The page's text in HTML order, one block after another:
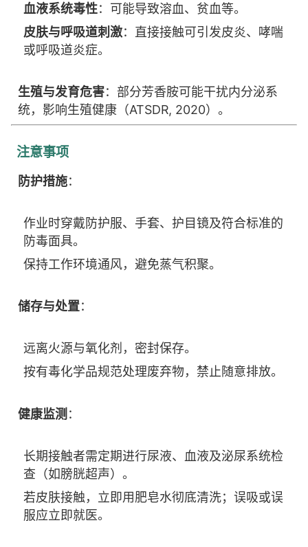
血液系统毒性：可能导致溶血、贫血等。
皮肤与呼吸道刺激：直接接触可引发皮炎、哮喘
或呼吸道炎症。
生殖与发育危害：部分芳香胺可能干扰内分泌系
统，影响生殖健康（ATSDR, 2020）。
注意事项
防护措施：
作业时穿戴防护服、手套、护目镜及符合标准的
防毒面具。
保持工作环境通风，避免蒸气积聚。
储存与处置：
远离火源与氧化剂，密封保存。
按有毒化学品规范处理废弃物，禁止随意排放。
健康监测 ：
长期接触者需定期进行尿液、血液及泌尿系统检
查（如膀胱超声）。
若皮肤接触，立即用肥皂水彻底清洗；误吸或误
服应立即就医。